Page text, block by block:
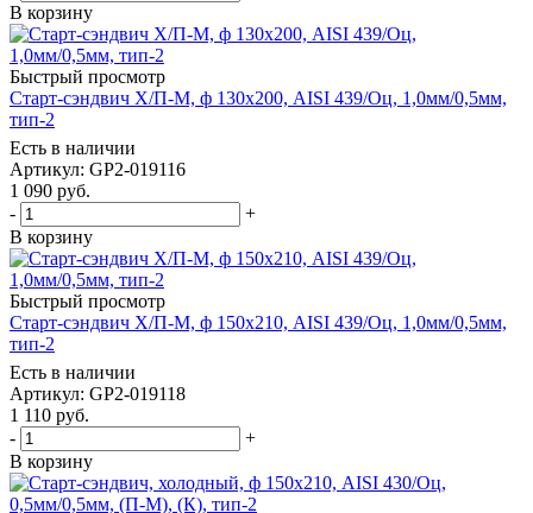
В корзину
Быстрый просмотр
Старт-сэндвич Х/П-М, ф 130х200, AISI 439/Оц, 1,0мм/0,5мм,
тип-2
Есть в наличии
Артикул: GP2-019116
1 090 руб.
-
+
В корзину
Быстрый просмотр
Старт-сэндвич Х/П-М, ф 150х210, AISI 439/Оц, 1,0мм/0,5мм,
тип-2
Есть в наличии
Артикул: GP2-019118
1 110 руб.
-
+
В корзину